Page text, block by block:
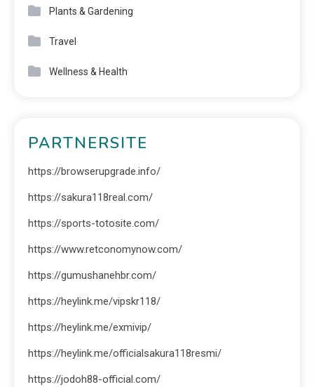
Plants & Gardening
Travel
Wellness & Health
PARTNERSITE
https://browserupgrade.info/
https://sakura118real.com/
https://sports-totosite.com/
https://www.retconomynow.com/
https://gumushanehbr.com/
https://heylink.me/vipskr118/
https://heylink.me/exmivip/
https://heylink.me/officialsakura118resmi/
https://jodoh88-official.com/